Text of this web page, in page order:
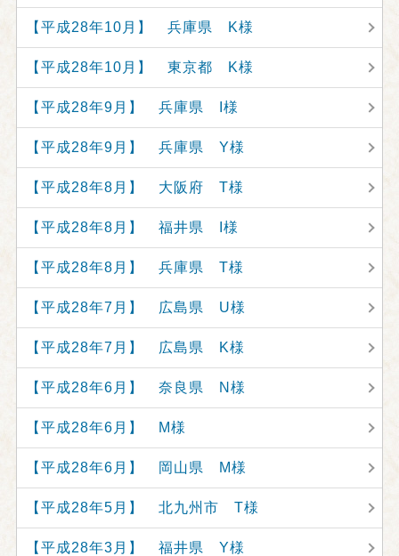
【平成28年10月】 兵庫県 K様
【平成28年10月】 東京都 K様
【平成28年9月】 兵庫県 I様
【平成28年9月】 兵庫県 Y様
【平成28年8月】 大阪府 T様
【平成28年8月】 福井県 I様
【平成28年8月】 兵庫県 T様
【平成28年7月】 広島県 U様
【平成28年7月】 広島県 K様
【平成28年6月】 奈良県 N様
【平成28年6月】 M様
【平成28年6月】 岡山県 M様
【平成28年5月】 北九州市 T様
【平成28年3月】 福井県 Y様